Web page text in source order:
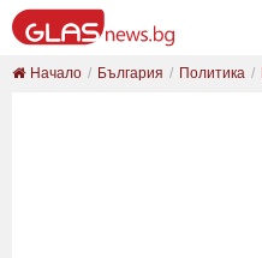
Начало България Политика